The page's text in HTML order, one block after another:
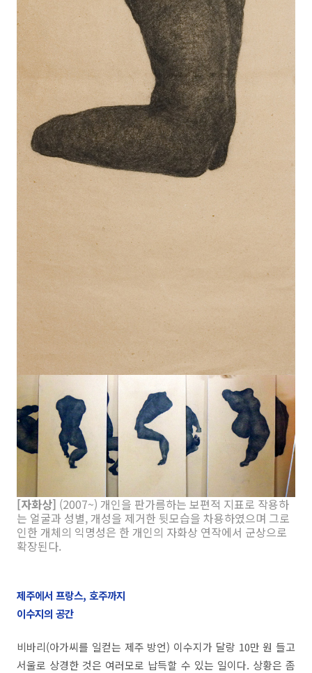
[자화상] (2007~) 개인을 판가름하는 보편적 지표로 작용하
는 얼굴과 성별, 개성을 제거한 뒷모습을 차용하였으며 그로
인한 개체의 익명성은 한 개인의 자화상 연작에서 군상으로
확장된다.
제주에서 프랑스, 호주까지
이수지의 공간
비바리(아가씨를 일컫는 제주 방언) 이수지가 달랑 10만 원 들고
서울로 상경한 것은 여러모로 납득할 수 있는 일이다. 상황은 좀